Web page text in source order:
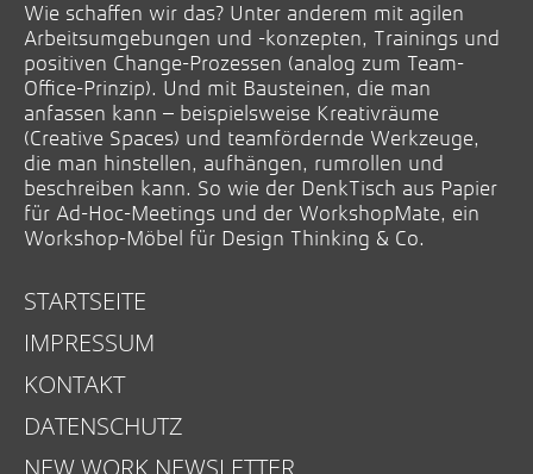
Wie schaffen wir das? Unter anderem mit agilen
Arbeitsumgebungen und -konzepten, Trainings und
positiven Change-Prozessen (analog zum Team-
Office-Prinzip). Und mit Bausteinen, die man
anfassen kann – beispielsweise Kreativräume
(Creative Spaces) und teamfördernde Werkzeuge,
die man hinstellen, aufhängen, rumrollen und
beschreiben kann. So wie der DenkTisch aus Papier
für Ad-Hoc-Meetings und der WorkshopMate, ein
Workshop-Möbel für Design Thinking & Co.
STARTSEITE
IMPRESSUM
KONTAKT
DATENSCHUTZ